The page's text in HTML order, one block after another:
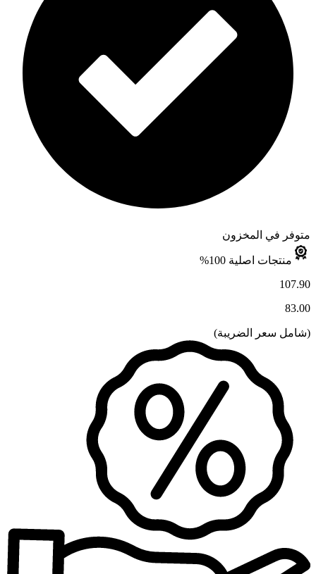
متوفر في المخزون
منتجات اصلية 100%
107.90
83.00
(شامل سعر الضريبة)